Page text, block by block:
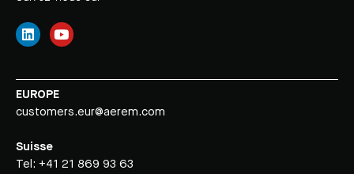
EUROPE
customers.eur@aerem.com
Suisse
Tel: +41 21 869 93 63